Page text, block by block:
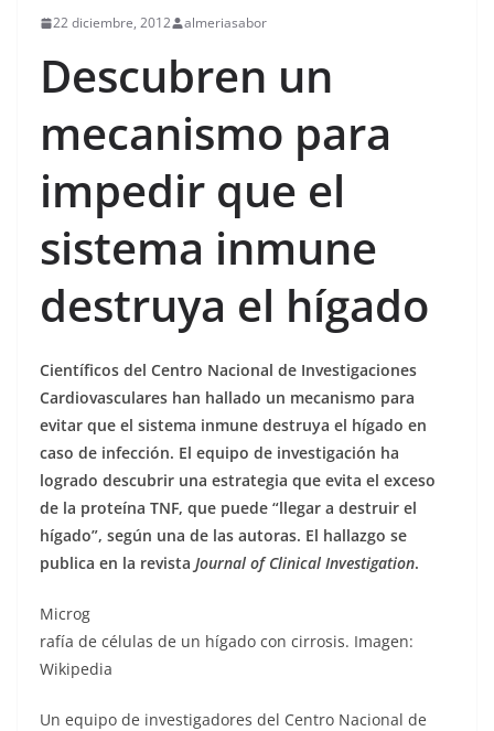
22 diciembre, 2012 almeriasabor
Descubren un
mecanismo para
impedir que el
sistema inmune
destruya el hígado
Científicos del Centro Nacional de Investigaciones
Cardiovasculares han hallado un mecanismo para
evitar que el sistema inmune destruya el hígado en
caso de infección. El equipo de investigación ha
logrado descubrir una estrategia que evita el exceso
de la proteína TNF, que puede “llegar a destruir el
hígado”, según una de las autoras. El hallazgo se
publica en la revista Journal of Clinical Investigation.
Microg
rafía de células de un hígado con cirrosis. Imagen:
Wikipedia
Un equipo de investigadores del Centro Nacional de